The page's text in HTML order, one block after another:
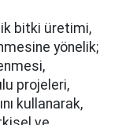
bitki üretimi,
yönelik;
projeleri,
kullanarak,